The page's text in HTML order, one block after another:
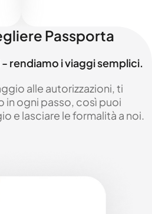
Passporta
rendiamo i viaggi semplici.
alle autorizzazioni, ti
in ogni passo, così puoi
e lasciare le formalità a noi.